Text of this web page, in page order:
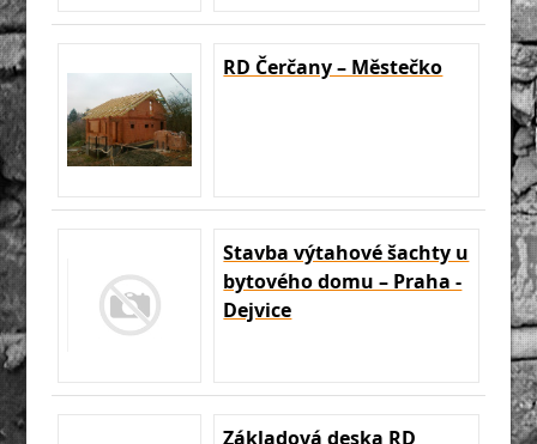
RD Čerčany – Městečko
Stavba výtahové šachty u
bytového domu – Praha -
Dejvice
Základová deska RD